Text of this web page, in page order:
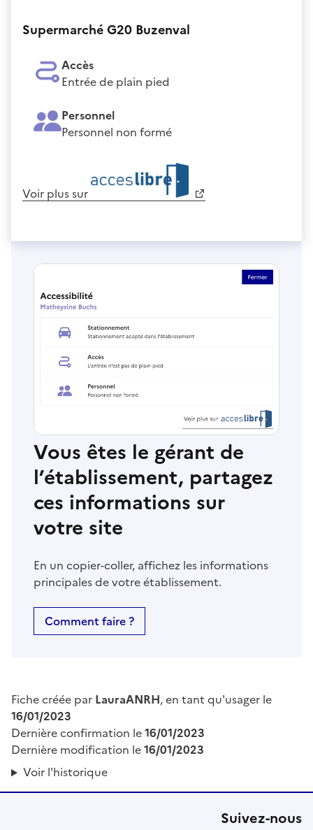
Supermarché G20 Buzenval
Accès
Entrée de plain pied
Personnel
Personnel non formé
Voir plus sur
Vous êtes le gérant de
l’établissement, partagez
ces informations sur
votre site
En un copier-coller, affichez les informations
principales de votre établissement.
Comment faire ?
Fiche créée par LauraANRH, en tant qu'usager le
16/01/2023
Dernière confirmation le16/01/2023
Dernière modification le16/01/2023
Voir l'historique
Suivez-nous